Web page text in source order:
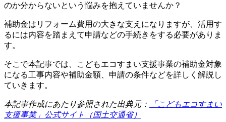
のか分からないという悩みを抱えていませんか？
補助金はリフォーム費用の大きな支えになりますが、活用す
るには内容を踏まえて申請などの手続きをする必要がありま
す。
そこで本記事では、こどもエコすまい支援事業の補助金対象
になる工事内容や補助金額、申請の条件などを詳しく解説し
ていきます。
本記事作成にあたり参照された出典元：
「こどもエコすまい
支援事業」公式サイト（国土交通省）